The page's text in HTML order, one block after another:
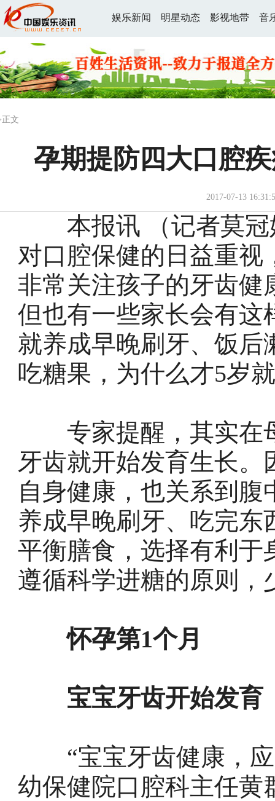
娱乐新闻 明星动态 影视地带 音
文
孕期提防四大口腔
2017-07-13
本报讯 （记者莫冠
对口腔保健的日益重视
非常关注孩子的牙齿健
但也有一些家长会有这
就养成早晚刷牙、饭后
吃糖果，为什么才5岁
专家提醒，其实在
牙齿就开始发育生长
自身健康，也关系到
养成早晚刷牙、吃完
平衡膳食，选择有利于
遵循科学进糖的原则，
怀孕第1个月
宝宝牙齿开始发育
“宝宝牙齿健康，应
幼保健院口腔科主任黄